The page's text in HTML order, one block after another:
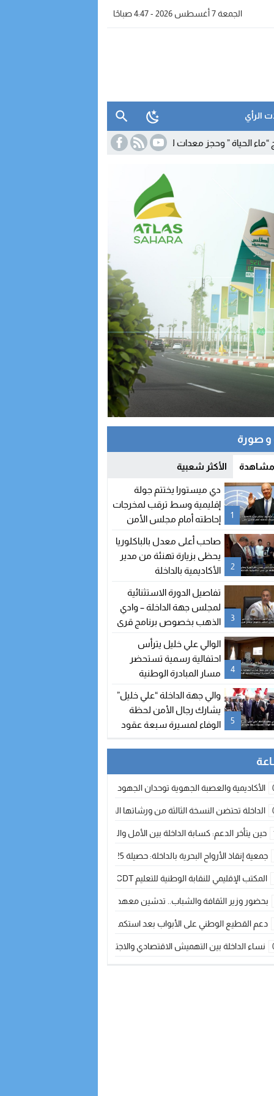
الجمعة 7 أغسطس 2026 - 4:47 صباحًا
الرأي
” وحجز معدات للتقطير 19:39 برنامج شتوي غير مسبوق لـ”رايان إير” يعزز
صورة
مشاهدة الأكثر شعبية
1
دي ميستورا يختتم جولة
إقليمية وسط ترقب لمخرجات
إحاطته أمام مجلس الأمن
2
صاحب أعلى معدل بالباكلوريا
يحظى بزيارة تهنئة من مدير
الأكاديمية بالداخلة
3
تفاصيل الدورة الاستثنائية
لمجلس جهة الداخلة – وادي
الذهب بخصوص برنامج قرى
4
الوالي علي خليل يترأس
احتفالية رسمية تستحضر
مسار المبادرة الوطنية
5
والي جهة الداخلة “علي خليل”
يشارك رجال الأمن لحظة
الوفاء لمسيرة سبعة عقود
الأكاديمية والعصبة الجهوية توحدان الجهود لتطوير الممارسة الكروية بجهة
الداخلة تحتضن النسخة الثالثة من ورشاتها الدولية: تكوين متخصص في التراث
حين يتأخر الدعم: كسابة الداخلة بين الأمل والقلق ؟
جمعية إنقاذ الأرواح البحرية بالداخلة: حصيلة 2025 بين مهام الإنقاذ ومشروع “دار البحار”
المكتب الإقليمي للنقابة الوطنية للتعليم CDT يجتمع مع المدير الإقليمي لمناقشة ملفات جوهرية لنساء ورجال التعليم
بحضور وزير الثقافة والشباب.. تدشين معهد الموسيقى والفنون الكوريغرافية بالداخلة
دعم القطيع الوطني على الأبواب بعد استكمال الترقيم… الفلاحة المغربية
نساء الداخلة بين التهميش الاقتصادي والاجتماعي… في المؤسسات الإنتاجية